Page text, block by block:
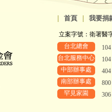
首頁 我要捐
立案字號：衛署醫
台北總會
台北服務中心
中部辦事處
南部辦事處
罕見家園